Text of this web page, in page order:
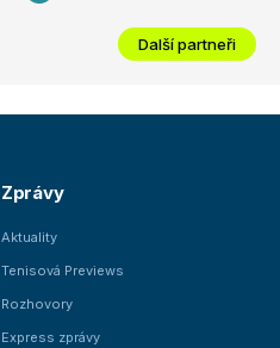
Další partneři
Zprávy
Aktuality
Tenisová Previews
Rozhovory
Express zprávy